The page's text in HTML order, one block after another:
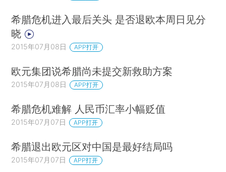
希腊危机进入最后关头 是否退欧本周日见分
晓
2015年07月08日 APP打开
欧元集团说希腊尚未提交新救助方案
2015年07月08日 APP打开
希腊危机难解 人民币汇率小幅贬值
2015年07月07日 APP打开
希腊退出欧元区对中国是最好结局吗
2015年07月07日 APP打开